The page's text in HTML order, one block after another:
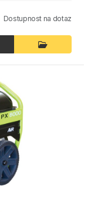
Dostupnost na dotaz